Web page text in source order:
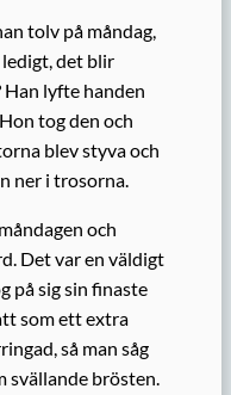
tolv på måndag,
ledigt, det blir
Han lyfte handen
tog den och
blev styva och
ner i trosorna.
och
Det var en väldigt
på sig sin finaste
som ett extra
så man såg
svällande brösten.